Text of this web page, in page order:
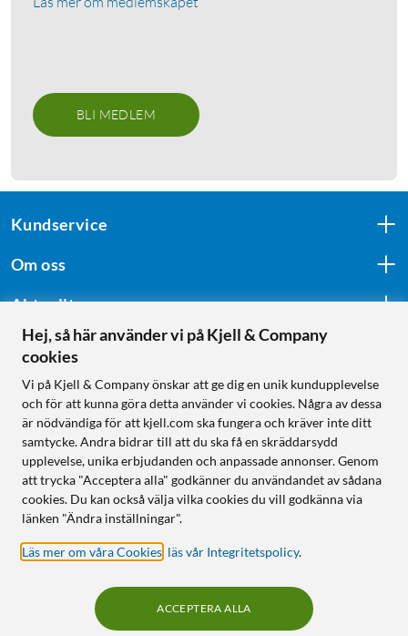
BLI MEDLEM
Kundservice
Om oss
Aktuellt
Följ oss
Handla från:
Sverige
Norge
Hej, så här använder vi på Kjell & Company
cookies
Vi på Kjell & Company önskar att ge dig en unik kundupplevelse
och för att kunna göra detta använder vi cookies. Några av dessa
är nödvändiga för att kjell.com ska fungera och kräver inte ditt
samtycke. Andra bidrar till att du ska få en skräddarsydd
upplevelse, unika erbjudanden och anpassade annonser. Genom
att trycka "Acceptera alla" godkänner du användandet av sådana
cookies. Du kan också välja vilka cookies du vill godkänna via
länken "Ändra inställningar".
Läs mer om våra Cookies läs vår Integritetspolicy.
ACCEPTERA ALLA